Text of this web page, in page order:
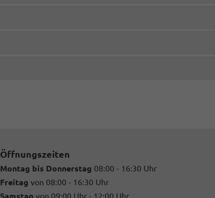
Öffnungszeiten
Montag bis Donnerstag 08:00 - 16:30 Uhr
Freitag von 08:00 - 16:30 Uhr
Samstag von 09:00 Uhr - 12:00 Uhr